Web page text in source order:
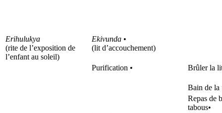
Erihulukya
(rite de l’exposition de
l’enfant au soleil)
Ekivunda •
(lit d’accouchement)
Purification • Brûler la
Bain de la
Repas de
tabous•